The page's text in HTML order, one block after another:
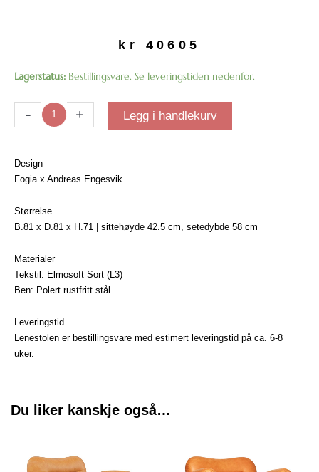
kr 40605
Lagerstatus: Bestillingsvare. Se leveringstiden nedenfor.
-
Bollo
Elmosoft
antall
+ Legg i handlekurv
Design
Fogia x Andreas Engesvik
Størrelse
B.81 x D.81 x H.71 | sittehøyde 42.5 cm, setedybde 58 cm
Materialer
Tekstil: Elmosoft Sort (L3)
Ben: Polert rustfritt stål
Leveringstid
Lenestolen er bestillingsvare med estimert leveringstid på ca. 6-8
uker.
Du liker kanskje også…